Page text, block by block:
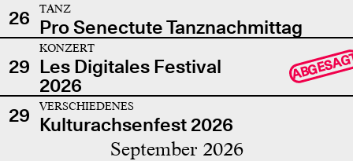
26
TANZ
Pro Senectute Tanznachmittag
29
KONZERT
Les Digitales Festival
2026
29 VERSCHIEDENES
Kulturachsenfest 2026
September 2026